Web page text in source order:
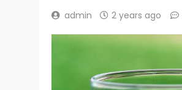
admin 2 years ago